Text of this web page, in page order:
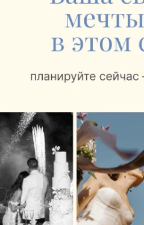
Версаль
Слуцк, ул. Богдановича, 95 до
КАФЕ
Колизей
Слуцкий р-н Бокшицкий с.с с